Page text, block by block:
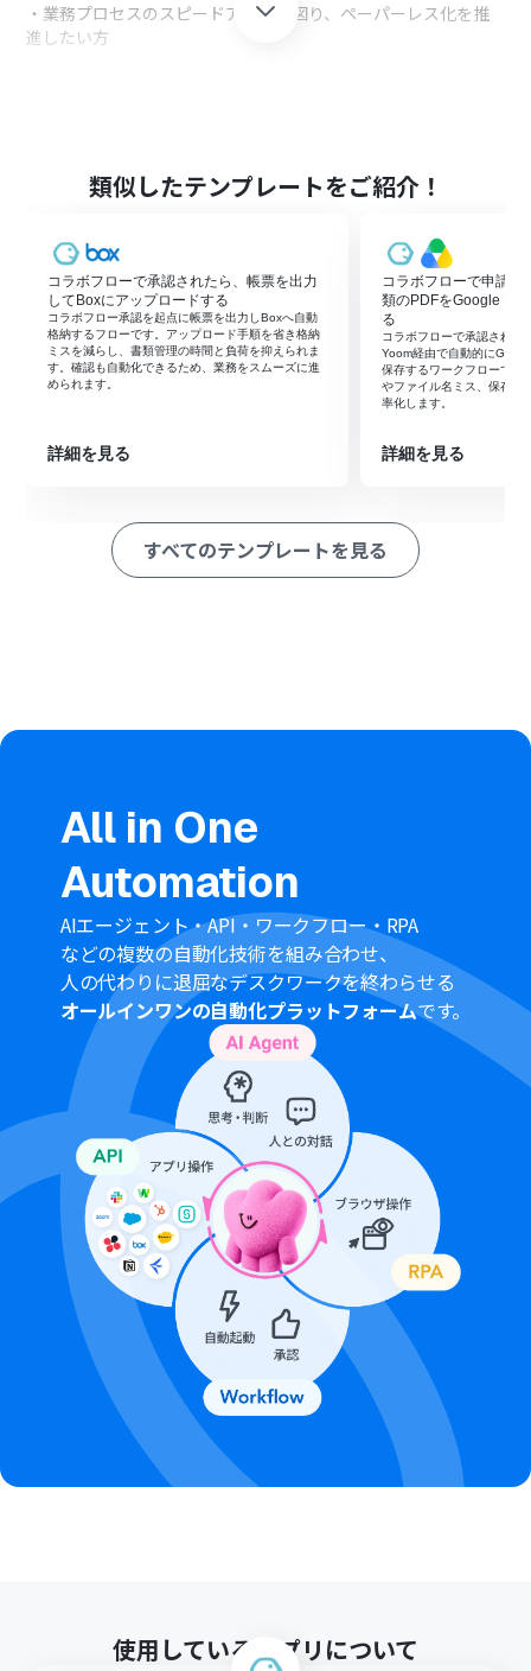
・業務プロセスのスピードアップを図り、ペーパーレス化を推
進したい方
これにより、手動での作業を省略し、業務の効率化を図ること
プロセスの自動化により、契約書の送付漏れを防ぎ、迅速な対
応ができるようになります。
また、手作業のミスを削減することで、管理が容易になり、業
務の正確性と信頼性が向上します。
このフローを導入することで、業務負荷を軽減し、他の重要な
業務に集中することができるでしょう。
■注意事項
類似したテンプレートをご紹介！
コラボフローで承認されたら、帳票を出力
してBoxにアップロードする
コラボフロー承認を起点に帳票を出力しBoxへ自動
格納するフローです。アップロード手順を省き格納
ミスを減らし、書類管理の時間と負荷を抑えられま
す。確認も自動化できるため、業務をスムーズに進
められます。
詳細を見る
コラボフローで申請が
類のPDFをGoogle
る
コラボフローで承認された
Yoom経由で自動的に
保存するワークフローです
やファイル名ミス、保存漏
率化します。
詳細を見る
すべてのテンプレートを見る
All in One
Automation
AIエージェント・API・ワークフロー・RPA
などの複数の自動化技術を組み合わせ、
人の代わりに退屈なデスクワークを終わらせる
オールインワンの自動化プラットフォームです。
使用しているアプリについて